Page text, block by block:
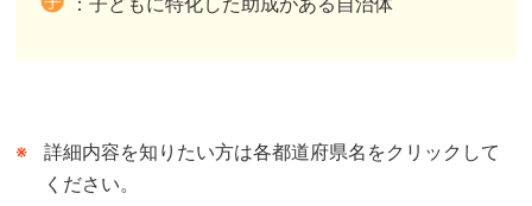
詳細内容を知りたい方は各都道府県名をクリックして
ください。